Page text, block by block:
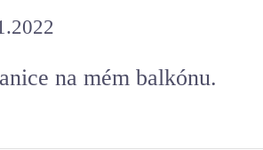
na mém balkónu.